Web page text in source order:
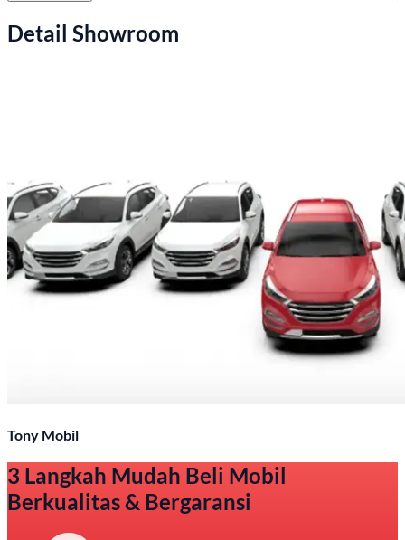
Detail Showroom
Tony Mobil
3 Langkah Mudah Beli Mobil
Berkualitas & Bergaransi